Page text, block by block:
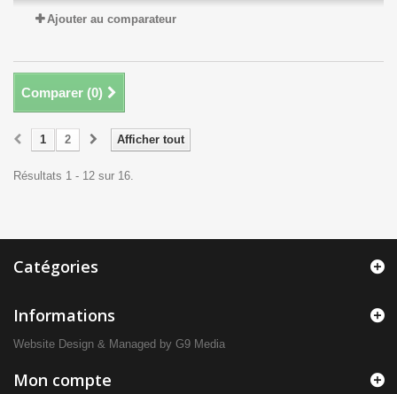
Ajouter au comparateur
Comparer (0)
Afficher tout
1 2
Résultats 1 - 12 sur 16.
Catégories
Informations
Website Design & Managed by G9 Media
Mon compte